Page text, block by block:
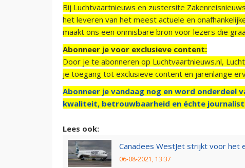
Bij Luchtvaartnieuws en zustersite
het leveren van het meest actuele en
maakt ons een onmisbare bron voor lezers die
Abonneer je voor exclusieve content:
Door je te abonneren op Luchtvaartnieuws.nl,
je toegang tot exclusieve content en jarenlange
Abonneer je vandaag nog en word onderdeel
kwaliteit, betrouwbaarheid en échte
Lees ook:
Canadees WestJet strijkt voor het
06-08-2021, 13:37